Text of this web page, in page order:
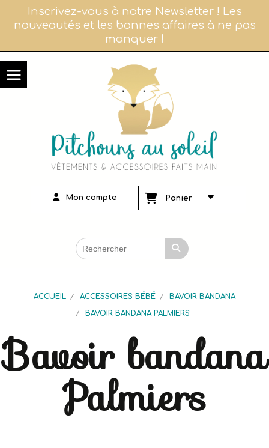
Inscrivez-vous à notre Newsletter ! Les
nouveautés et les bonnes affaires à ne pas
manquer !
Mon compte Panier
ACCUEIL ACCESSOIRES BÉBÉ
BAVOIR BANDANA
BAVOIR BANDANA PALMIERS
Bavoir bandana
Palmiers
Panneau de gestion des cookies